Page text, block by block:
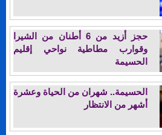
حجز أزيد من 6 أطنان من الشيرا
وقوارب مطاطية نواحي إقليم
الحسيمة
الحسيمة.. شهران من الحياة وعشرة
أشهر من الانتظار